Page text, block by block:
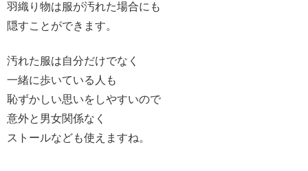
羽織り物は服が汚れた場合にも
隠すことができます。
汚れた服は自分だけでなく
一緒に歩いている人も
恥ずかしい思いをしやすいので
意外と男女関係なく
ストールなども使えますね。